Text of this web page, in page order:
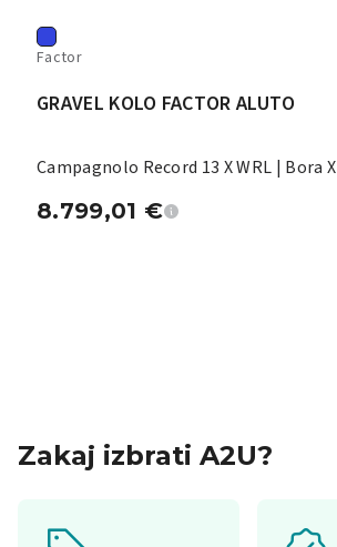
Factor
GRAVEL KOLO FACTOR ALUTO
Campagnolo Record 13 X WRL | Bora X
8.799,01 €
Zakaj izbrati A2U?